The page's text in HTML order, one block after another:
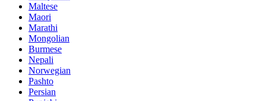
Maltese
Maori
Marathi
Mongolian
Burmese
Nepali
Norwegian
Pashto
Persian